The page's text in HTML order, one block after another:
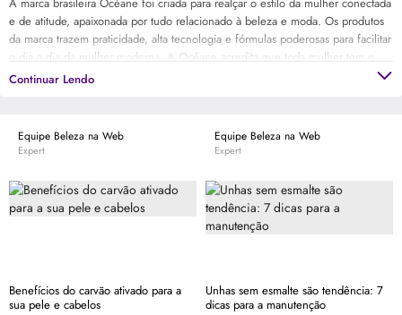
e de atitude, apaixonada por tudo relacionado à beleza e moda. Os produtos
da marca trazem praticidade, alta tecnologia e fórmulas poderosas para facilitar
o dia a dia da mulher moderna. A Océane acredita que toda mulher tem o
poder transformador e a força de ser a protagonista de sua vida, para
Continuar Lendo
Equipe Beleza na Web
Expert
Benefícios do carvão ativado para a
sua pele e cabelos
Equipe Beleza na Web
Expert
Unhas sem esmalte são tendência: 7
dicas para a manutenção